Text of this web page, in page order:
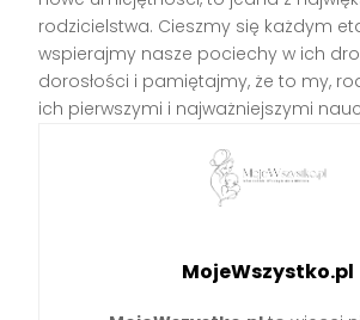
rodzicielstwa. Cieszmy się każdym
wspierajmy nasze pociechy w ich
dorosłości i pamiętajmy, że to my,
ich pierwszymi i najważniejszymi
MojeWszystko.pl